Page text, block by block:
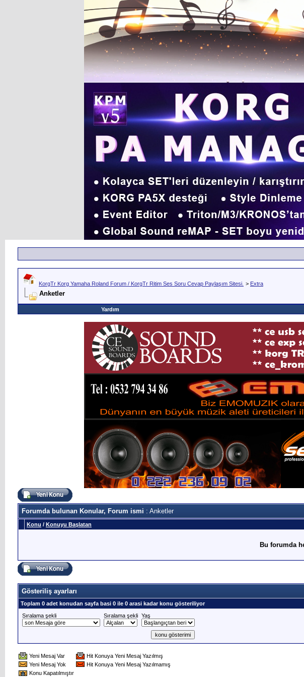
KorgTr Korg Yamaha Roland Forum / KorgTr Ritim Ses Soru Cevap Paylaşım Sitesi. > Extra
Anketler
Yardım
Forumda bulunan Konular, Forum ismi : Anketler
Konu / Konuyu Başlatan
Bu forumda
Gösteriliş ayarları
Toplam 0 adet konudan sayfa basi 0 ile 0 arasi kadar konu gösteriliyor
Sıralama şekli
Sıralama şekli Yaş
Yeni Mesaj Var
Hit Konuya Yeni Mesaj Yazılmış
Yeni Mesaj Yok
Hit Konuya Yeni Mesaj Yazılmamış
Konu Kapatılmıştır